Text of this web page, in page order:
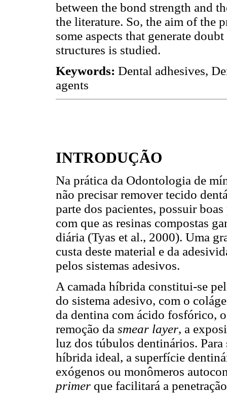
between the bond strength and
the literature. So, the aim of the
some aspects that generate
structures is studied.
Keywords: Dental adhesives,
agents
INTRODUÇÃO
Na prática da Odontologia de
não precisar remover tecido
parte dos pacientes, possuir
com que as resinas compostas
diária (Tyas et al., 2000). Uma
custa deste material e da
pelos sistemas adesivos.
A camada híbrida constitui-se
do sistema adesivo, com o
da dentina com ácido fosfórico,
remoção da smear layer, a
luz dos túbulos dentinários. Para
híbrida ideal, a superfície
exógenos ou monômeros
primer que facilitará a